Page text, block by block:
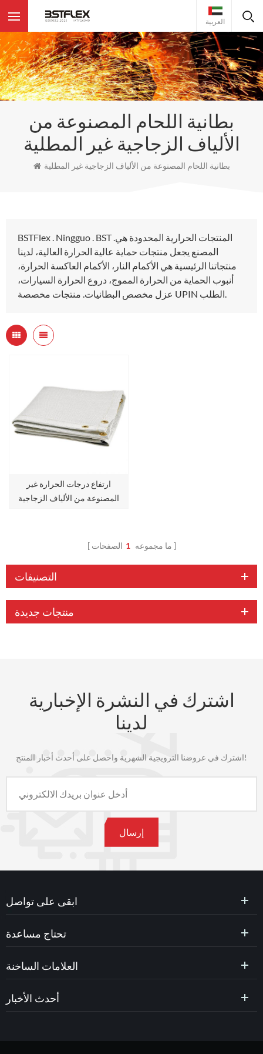
العربية
بطانية اللحام المصنوعة من
الألياف الزجاجية غير المطلية
بطانية اللحام المصنوعة من الألياف الزجاجية غير المطلية
BSTFlex . Ningguo . BST .المنتجات الحرارية المحدودة هي
المصنع يجعل منتجات حماية عالية الحرارة العالية، لدينا
منتجاتنا الرئيسية هي الأكمام النار، الأكمام العاكسة الحرارة،
أنبوب الحماية من الحرارة المموج، دروع الحرارة السيارات،
ارتفاع درجات الحرارة غير
المصنوعة من الألياف الزجاجية
ما مجموعه 1 الصفحات
التصنيفات
منتجات جديدة
اشترك في النشرة الإخبارية
لدينا
اشترك في عروضنا الترويجية الشهرية واحصل على أحدث أخبار المنتج!
ابقى على تواصل
تحتاج مساعدة
العلامات الساخنة
أحدث الأخبار